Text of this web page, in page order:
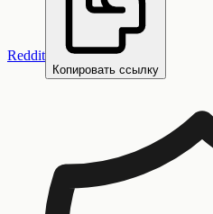
Reddit
Копировать ссылку